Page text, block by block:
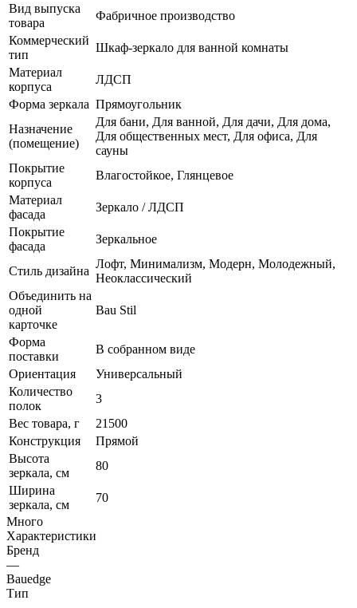
Вид выпуска
товара
Фабричное производство
Коммерческий
тип
Шкаф-зеркало для ванной комнаты
Материал
корпуса
ЛДСП
Форма зеркала Прямоугольник
Назначение
(помещение)
Для бани, Для ванной, Для дачи, Для дома,
Для общественных мест, Для офиса, Для
сауны
Покрытие
корпуса
Влагостойкое, Глянцевое
Материал
фасада
Зеркало / ЛДСП
Покрытие
фасада
Зеркальное
Стиль дизайна
Лофт, Минимализм, Модерн, Молодежный,
Неоклассический
Объединить на
одной
карточке
Bau Stil
Форма
поставки
В собранном виде
Ориентация
Универсальный
Количество
полок
3
Вес товара, г
21500
Конструкция
Прямой
Высота
зеркала, см
80
Ширина
зеркала, см
70
Много
Характеристики
Бренд
—
Bauedge
Тип